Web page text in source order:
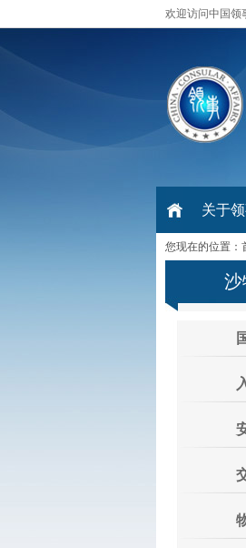
欢迎访问中国领
关于
您现在的位置：
沙